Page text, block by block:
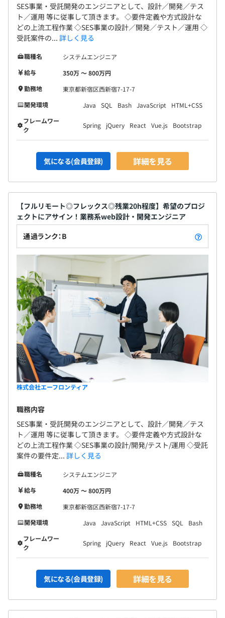
SES事業・受託開発のエンジニアとして、設計／開発／テス
ト／運用 等に従事して頂きます。 ◇要件定義や方式設計な
どの上流工程作業 ◇SES事業の設計／開発／テスト／運用 ◇
受託案件の... 詳しく見る
職種名
システムエンジニア
給与
350万 〜 800万円
勤務地
東京都新宿区西新宿7-17-7
開発環境
Java SQL Bash JavaScript
HTML+CSS
フレームワー
ク
Spring jQuery React Vue.js Bootstrap
気になる(会員登録) 詳細を見る
【フルリモート◎フレックス◎残業20h程度】希望のプロジ
ェクトにアサイン！業務系web設計・開発エンジニア
通過ランク：B
株式会社エーフロンティア
職務内容
SES事業・受託開発のエンジニアとして、設計／開発／テス
ト／運用 等に従事して頂きます。 ◇要件定義や方式設計な
どの上流工程作業 ◇SES事業の設計/開発/テスト/運用 ◇受託
案件の要件定... 詳しく見る
職種名
システムエンジニア
給与
400万 〜 800万円
勤務地
東京都新宿区西新宿7-17-7
開発環境
Java JavaScript HTML+CSS SQL
Bash
フレームワー
ク
Spring jQuery React Vue.js Bootstrap
気になる(会員登録) 詳細を見る